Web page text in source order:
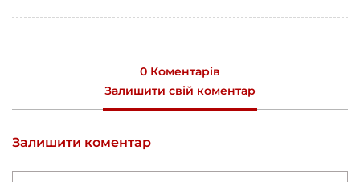
0 Коментарів
Залишити свій коментар
Залишити коментар